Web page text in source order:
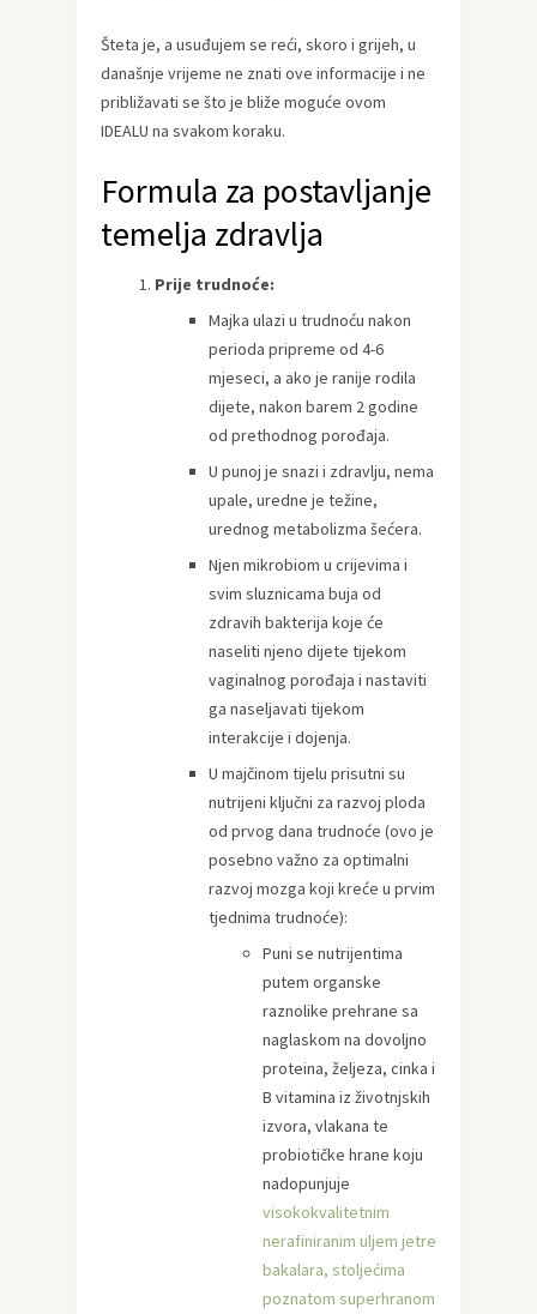
Šteta je, a usuđujem se reći, skoro i grijeh, u
današnje vrijeme ne znati ove informacije i ne
približavati se što je bliže moguće ovom
IDEALU na svakom koraku.
Formula za postavljanje
temelja zdravlja
Prije trudnoće:
Majka ulazi u trudnoću nakon
perioda pripreme od 4-6
mjeseci, a ako je ranije rodila
dijete, nakon barem 2 godine
od prethodnog porođaja.
U punoj je snazi i zdravlju, nema
upale, uredne je težine,
urednog metabolizma šećera.
Njen mikrobiom u crijevima i
svim sluznicama buja od
zdravih bakterija koje će
naseliti njeno dijete tijekom
vaginalnog porođaja i nastaviti
ga naseljavati tijekom
interakcije i dojenja.
U majčinom tijelu prisutni su
nutrijeni ključni za razvoj ploda
od prvog dana trudnoće (ovo je
posebno važno za optimalni
razvoj mozga koji kreće u prvim
tjednima trudnoće):
Puni se nutrijentima
putem organske
raznolike prehrane sa
naglaskom na dovoljno
proteina, željeza, cinka i
B vitamina iz životnjskih
izvora, vlakana te
probiotičke hrane koju
nadopunjuje
visokokvalitetnim
nerafiniranim uljem jetre
bakalara, stoljećima
poznatom superhranom